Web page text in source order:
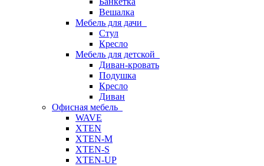
Вешалка
Мебель для дачи
Стул
Кресло
Мебель для детской
Диван-кровать
Подушка
Кресло
Диван
Офисная мебель
WAVE
XTEN
XTEN-M
XTEN-S
XTEN-UP